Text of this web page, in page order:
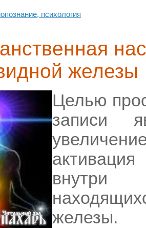
психология
железы
Целью
записи
внутри
железы.